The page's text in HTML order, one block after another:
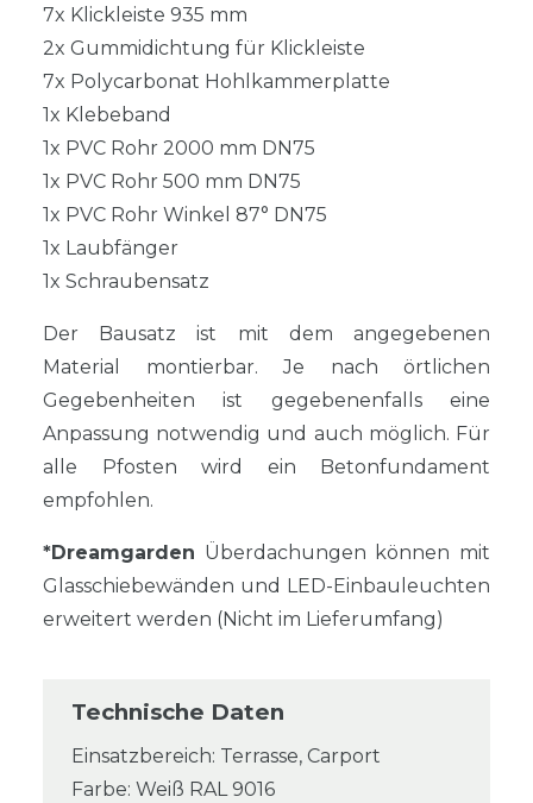
7x Klickleiste 935 mm
2x Gummidichtung für Klickleiste
7x Polycarbonat Hohlkammerplatte
1x Klebeband
1x PVC Rohr 2000 mm DN75
1x PVC Rohr 500 mm DN75
1x PVC Rohr Winkel 87° DN75
1x Laubfänger
1x Schraubensatz
Der Bausatz ist mit dem angegebenen
Material montierbar. Je nach örtlichen
Gegebenheiten ist gegebenenfalls eine
Anpassung notwendig und auch möglich. Für
alle Pfosten wird ein Betonfundament
empfohlen.
*Dreamgarden Überdachungen können mit
Glasschiebewänden und LED-Einbauleuchten
erweitert werden (Nicht im Lieferumfang)
Technische Daten
Einsatzbereich: Terrasse, Carport
Farbe: Weiß RAL 9016